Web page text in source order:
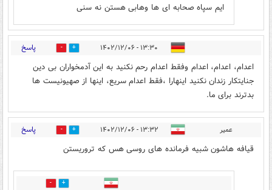
ایم سپاه صحابه ای ها وهابی هستن نه سنی
۱۳:۳۰ - ۱۴۰۲/۱۲/۰۶ 35 پاسخ
اعدام، اعدام، اعدام وفقط اعدام رحم نکنید به این آدمخواران بی دین
جنایتکار زندان نکنید اینهارا ،فقط اعدام سریع، اینها از صهیونیست ها
بدترند برای ما.
عمیر ۱۳:۳۲ - ۱۴۰۲/۱۲/۰۶ 6 پاسخ
قیافه هاشون شبیه فرمانده های روسی هس که تروریستن
27